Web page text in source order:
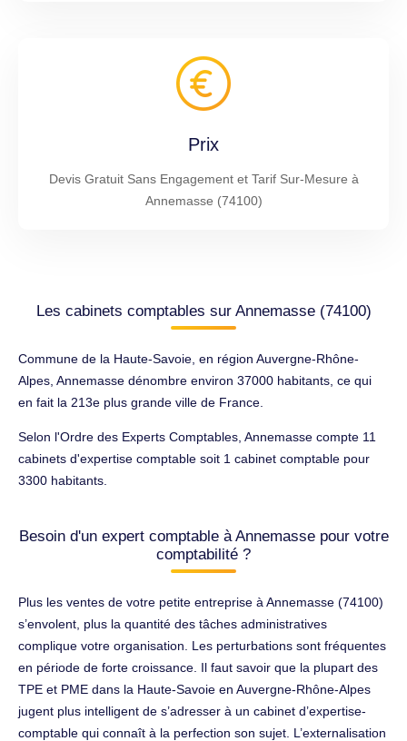
Prix
Devis Gratuit Sans Engagement et Tarif Sur-Mesure à
Annemasse (74100)
Les cabinets comptables sur Annemasse (74100)
Commune de la Haute-Savoie, en région Auvergne-Rhône-
Alpes, Annemasse dénombre environ 37000 habitants, ce qui
en fait la 213e plus grande ville de France.
Selon l'Ordre des Experts Comptables, Annemasse compte 11
cabinets d'expertise comptable soit 1 cabinet comptable pour
3300 habitants.
Besoin d'un expert comptable à Annemasse pour votre
comptabilité ?
Plus les ventes de votre petite entreprise à Annemasse (74100)
s’envolent, plus la quantité des tâches administratives
complique votre organisation. Les perturbations sont fréquentes
en période de forte croissance. Il faut savoir que la plupart des
TPE et PME dans la Haute-Savoie en Auvergne-Rhône-Alpes
jugent plus intelligent de s’adresser à un cabinet d’expertise-
comptable qui connaît à la perfection son sujet. L’externalisation